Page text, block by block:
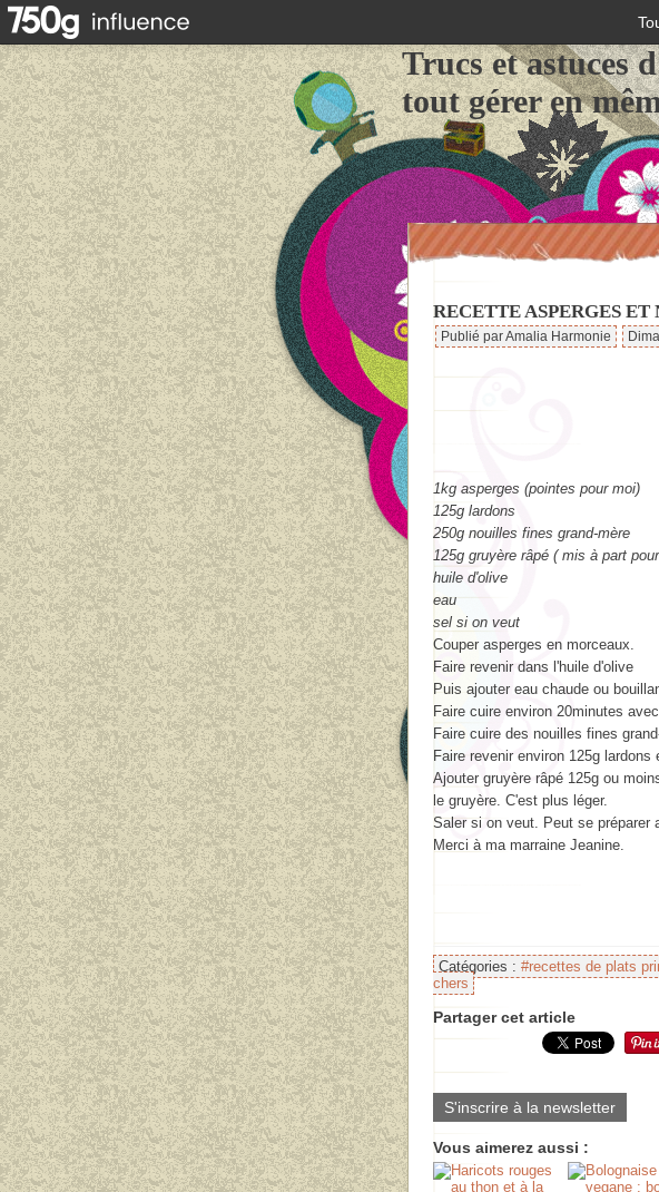
Trucs et astuces
tout gérer en
RECETTE ASPERGES
Publié par Amalia Harmonie
1kg asperges (pointes pour moi)
125g lardons
250g nouilles fines grand-mère
125g gruyère râpé ( mis à part
huile d'olive
eau
sel si on veut
Couper asperges en morceaux.
Faire revenir dans l'huile d'olive
Puis ajouter eau chaude ou
Faire cuire environ 20minutes
Faire cuire des nouilles fines
Faire revenir environ 125g lardons
Ajouter gruyère râpé 125g ou
le gruyère. C'est plus léger.
Saler si on veut. Peut se préparer
Merci à ma marraine Jeanine.
Catégories : #recettes de plats
chers
Partager cet article
S'inscrire à la newsletter
Vous aimerez aussi :